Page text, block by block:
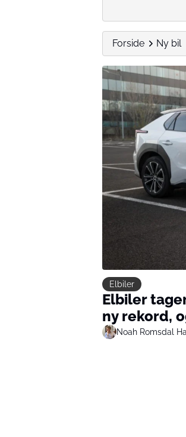
Forside Ny bil
Elbiler
Elbiler
ny rekord,
Noah Romsdal